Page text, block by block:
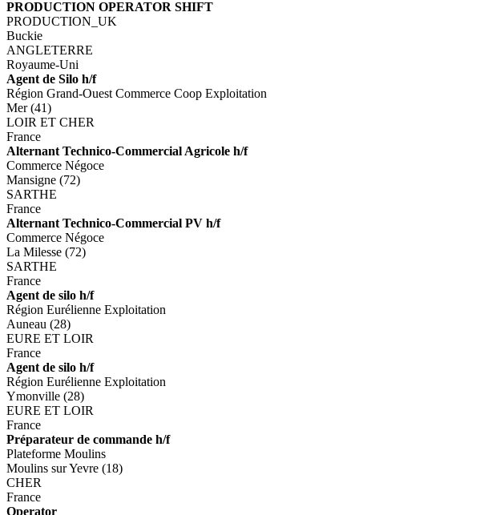
PRODUCTION OPERATOR SHIFT
PRODUCTION_UK
Buckie
ANGLETERRE
Royaume-Uni
Agent de Silo h/f
Région Grand-Ouest Commerce Coop Exploitation
Mer (41)
LOIR ET CHER
France
Alternant Technico-Commercial Agricole h/f
Commerce Négoce
Mansigne (72)
SARTHE
France
Alternant Technico-Commercial PV h/f
Commerce Négoce
La Milesse (72)
SARTHE
France
Agent de silo h/f
Région Eurélienne Exploitation
Auneau (28)
EURE ET LOIR
France
Agent de silo h/f
Région Eurélienne Exploitation
Ymonville (28)
EURE ET LOIR
France
Préparateur de commande h/f
Plateforme Moulins
Moulins sur Yevre (18)
CHER
France
Operator